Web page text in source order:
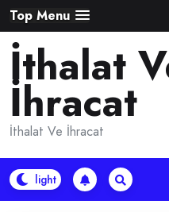
Skip
to
content
Top Menu
İthalat
İhracat
İthalat Ve İhracat